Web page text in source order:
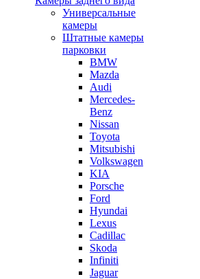
Универсальные
камеры
Штатные камеры
парковки
BMW
Mazda
Audi
Mercedes-
Benz
Nissan
Toyota
Mitsubishi
Volkswagen
KIA
Porsche
Ford
Hyundai
Lexus
Cadillac
Skoda
Infiniti
Jaguar